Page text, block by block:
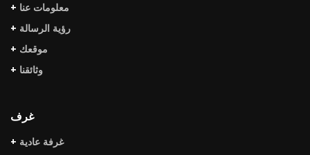
+ معلومات عنا
+ رؤية الرسالة
+ موقعك
+ وثائقنا
غرف
+ غرفة عادية